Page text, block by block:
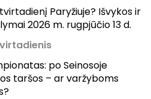
Paryžiuje? Išvykos ir
2026 m. rugpjūčio 13 d.
po Seinosoje
taršos – ar varžyboms